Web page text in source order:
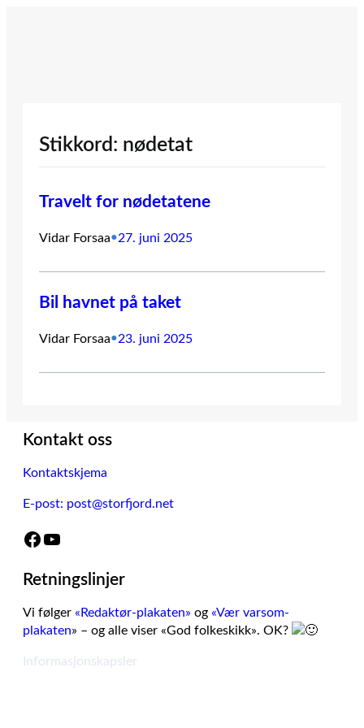
Stikkord: nødetat
Travelt for nødetatene
Vidar Forsaa•27. juni 2025
Bil havnet på taket
Vidar Forsaa•23. juni 2025
Kontakt oss
Kontaktskjema
E-post: post@storfjord.net
Facebook YouTube
Retningslinjer
Vi følger «Redaktør-plakaten» og «Vær varsom-
plakaten» – og alle viser «God folkeskikk». OK?
Informasjonskapsler